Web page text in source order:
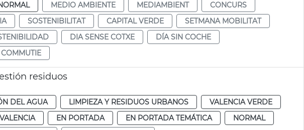
MEDIO AMBIENTE MEDIAMBIENT
CONCURS
SOSTENIBILITAT CAPITAL VERDE
SETMANA MOBILITAT
DIA SENSE COTXE
DÍA SIN COCHE
residuos
DEL AGUA LIMPIEZA Y RESIDUOS URBANOS
VALENCIA VERDE
VALENCIA EN PORTADA EN PORTADA TEMÁTICA
NORMAL